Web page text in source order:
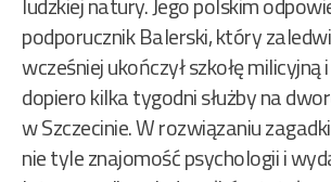
podporucznik Balerski, który
wcześniej ukończył szkołę milicyjną
dopiero kilka tygodni służby na
w Szczecinie. W rozwiązaniu
nie tyle znajomość psychologii i